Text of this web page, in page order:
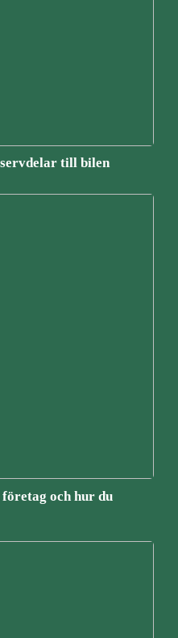
till bilen
och hur du